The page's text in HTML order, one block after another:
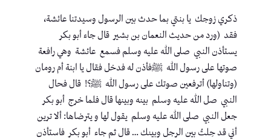
ذكري زوجك يا بنتي بما حدث بين الرسول وسيدتنا عائشة،
فقد (ورد من حديث ‏النعمان بن بشير ‏ ‏قال ‌‏جاء ‌‏أبو بكر ‏
‏يستأذن النبي ‏ ‏صلى الله عليه وسلم ‏فسمع ‏ ‏عائشة ‏ ‏وهي رافعة
صوتها على رسول الله ‏ ‏ﷺ‌‏فأذن له فدخل فقال يا‏ ‏ابنة أم رومان‏
‏(وتناولها) أترفعين صوتك على رسول الله ‏ ‏ﷺ؟! ‏قال فحال
النبي ‏ ‏صل الله عليه وسلم ‏ ‏بينه وبينها قال فلما خرج ‏ ‏أبو بكر ‏
‏جعل النبي ‏ ‏صلى الله عليه وسلم ‏ ‏يقول لها ‏و ‏يترضاها: ‏ألا ترين
أني قد حِلتُ بين الرجل وبينك … قال ثم جاء ‏ ‏أبو بكر ‏ ‏فاستأذن